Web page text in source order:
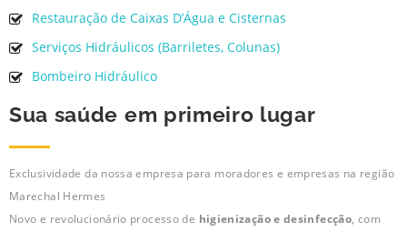
Restauração de Caixas D’Água e Cisternas
Serviços Hidráulicos (Barriletes, Colunas)
Bombeiro Hidráulico
Sua saúde em primeiro lugar
Exclusividade da nossa empresa para moradores e empresas na região
Marechal Hermes
Novo e revolucionário processo de higienização e desinfecção, com